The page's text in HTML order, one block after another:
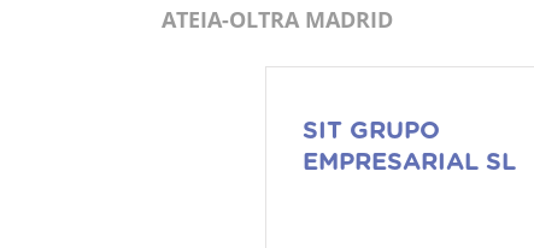
ATEIA-OLTRA MADRID
SIT GRUPO
EMPRESARIAL SL